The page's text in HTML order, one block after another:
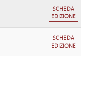
SCHEDA
EDIZIONE
SCHEDA
EDIZIONE